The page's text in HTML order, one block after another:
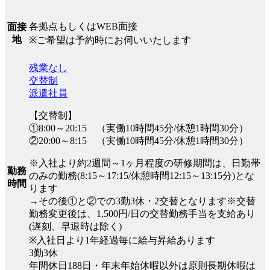
面接
地
各拠点もしくはWEB面接
※ご希望は予約時にお伺いいたします
勤務
時間
残業なし
交替制
派遣社員
【交替制】
①8:00～20:15 （実働10時間45分/休憩1時間30分）
②20:00～8:15 （実働10時間45分/休憩1時間30分）
※入社より約2週間～1ヶ月程度の研修期間は、日勤帯
のみの勤務(8:15～17:15/休憩時間12:15～13:15分)とな
ります
→その後①と②での3勤3休・2交替となります※交替
勤務変更後は、1,500円/日の交替勤務手当を支給あり
(遅刻、早退時は除く)
※入社日より1年経過毎に給与昇給あります
3勤3休
年間休日188日・年末年始休暇以外は原則長期休暇は